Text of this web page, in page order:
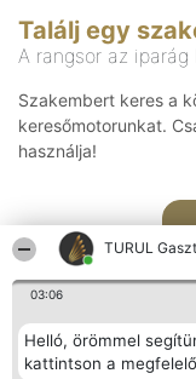
TURUL
03:06
Helló, örömmel
kattintson a
Találj egy
A rangsor az
Szakembert keres a
keresőmotorunkat.
használja!